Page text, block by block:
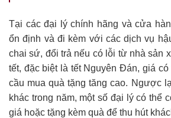
Tại các đại lý chính hãng và cửa
ổn định và đi kèm với các dịch vụ
chai sứ, đổi trả nếu có lỗi từ nhà sản
tết, đặc biệt là tết Nguyên Đán, giá
cầu mua quà tặng tăng cao. Ngược
khác trong năm, một số đại lý có thể
giá hoặc tặng kèm quà để thu hút